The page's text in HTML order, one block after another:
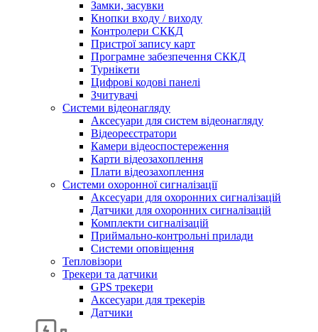
Замки, засувки
Кнопки входу / виходу
Контролери СККД
Пристрої запису карт
Програмне забезпечення СККД
Турнікети
Цифрові кодові панелі
Зчитувачі
Системи відеонагляду
Аксесуари для систем відеонагляду
Відеореєстратори
Камери відеоспостереження
Карти відеозахоплення
Плати відеозахоплення
Системи охоронної сигналізації
Аксесуари для охоронних сигналізацій
Датчики для охоронних сигналізацій
Комплекти сигналізацій
Приймально-контрольні прилади
Системи оповіщення
Тепловізори
Трекери та датчики
GPS трекери
Аксесуари для трекерів
Датчики